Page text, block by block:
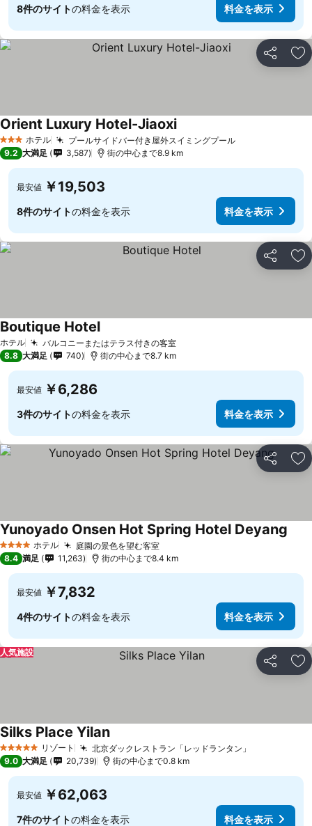
8件のサイトの料金を表示 料金を表示
シェア お
3 ホテルのランク
ホテル プールサイドバー付き屋外スイミングプール料金を表示
Orient Luxury Hotel-Jiaoxi料金を表示
9.2 大満足 3,587 街の中心まで8.9 km
最安値 ￥19,503
8件のサイトの料金を表示 料金を表示
シェア お
ホテル バルコニーまたはテラス付きの客室料金を表示
Boutique Hotel料金を表示
8.8 大満足 740 街の中心まで8.7 km
最安値 ￥6,286
3件のサイトの料金を表示 料金を表示
シェア お
4 ホテルのランク
ホテル 庭園の景色を望む客室料金を表示
Yunoyado Onsen Hot Spring Hotel Deyang
8.4 満足 11,263 街の中心まで8.4 km
最安値 ￥7,832
4件のサイトの料金を表示 料金を表示
シェア お
人気施設
5 ホテルのランク
リゾート 北京ダックレストラン「レッドランタン」
Silks Place Yilan料金を表示
9.0 大満足 20,739 街の中心まで0.8 km
最安値 ￥62,063
7件のサイトの料金を表示 料金を表示